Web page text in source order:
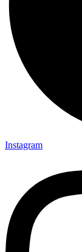
Instagram